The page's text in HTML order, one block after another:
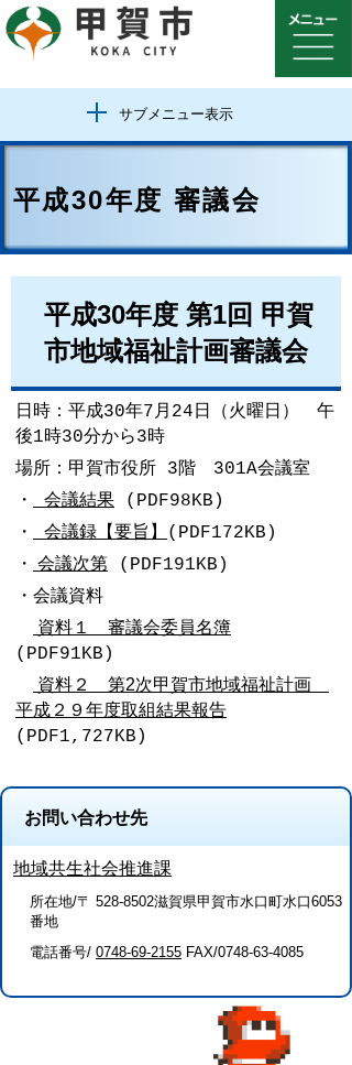
サブメニュー表示
平成30年度 審議会
平成30年度 第1回 甲賀
市地域福祉計画審議会
日時：平成30年7月24日（火曜日） 午
後1時30分から3時
場所：甲賀市役所 3階 301A会議室
・
会議結果 (PDF98KB)
・
会議録【要旨】
(PDF172KB)
・ 会議次第 (PDF191KB)
・会議資料
資料１ 審議会委員名簿
(PDF91KB)
資料２ 第2次甲賀市地域福祉計画
平成２９年度取組結果報告
(PDF1,727KB)
お問い合わせ先
地域共生社会推進課
所在地/〒 528-8502滋賀県甲賀市水口町水口6053
番地
電話番号/ 0748-69-2155 FAX/0748-63-4085